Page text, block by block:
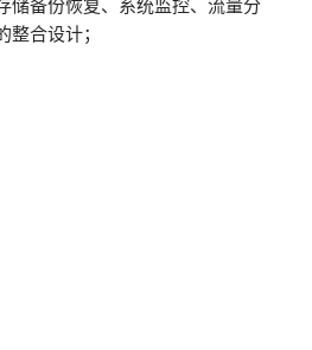
储备份恢复、系统监控、流量分
合设计；